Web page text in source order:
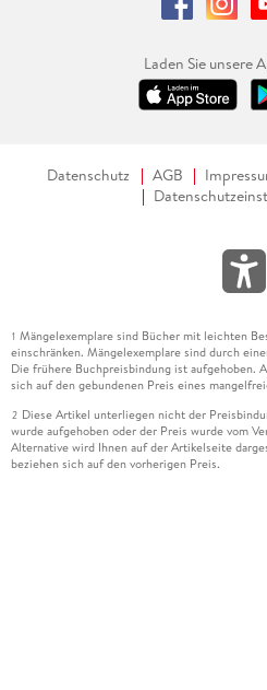
Laden Sie unsere
Datenschutz AGB
1 Mängelexemplare sind Bücher mit leichten
einschränken. Mängelexemplare sind durch
Die frühere Buchpreisbindung ist aufgehoben.
sich auf den gebundenen Preis eines
2 Diese Artikel unterliegen nicht der
wurde aufgehoben oder der Preis wurde vom
Alternative wird Ihnen auf der Artikelseite
beziehen sich auf den vorherigen Preis.